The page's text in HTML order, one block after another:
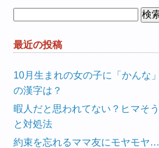
最近の投稿
10月生まれの女の子に「かんな
の漢字は？
暇人だと思われてない？ヒマそ
と対処法
約束を忘れるママ友にモヤモヤ